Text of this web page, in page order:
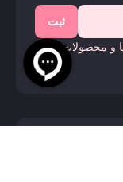
ثبت
و محصولات جدید